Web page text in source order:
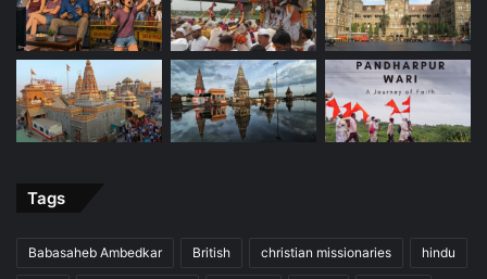
Tags
Babasaheb Ambedkar British christian missionaries hindu